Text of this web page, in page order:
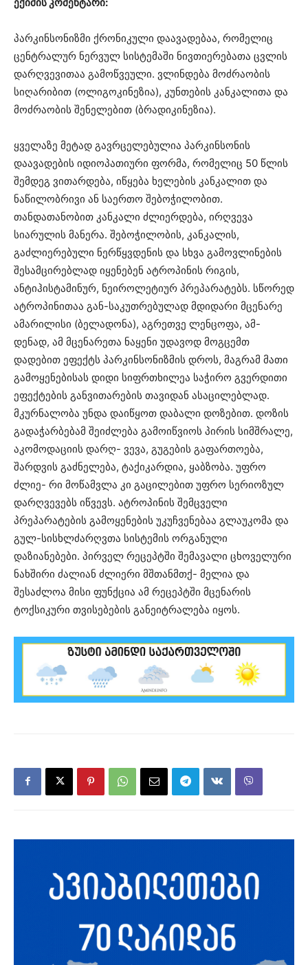
პარკინსონიზმი ქრონიკული დაავადებაა, რომელიც
ცენტრალურ ნერვულ სისტემაში ნივთიერებათა ცვლის
დარღვევითაა გამოწვეული. ვლინდება მოძრაობის
სიღარიბით (ოლიგოკინეზია), კუნთების კანკალითა და
მოძრაობის შენელებით (ბრადიკინეზია).
ყველაზე მეტად გავრცელებულია პარკინსონის
დაავადების იდიოპათიური ფორმა, რომელიც 50 წლის
შემდეგ ვითარდება, იწყება ხელების კანკალით და
ნაწილობრივი ან საერთო შებოჭილობით.
თანდათანობით კანკალი ძლიერდება, ირღვევა
სიარულის მანერა. შებოჭილობის, კანკალის,
გაძლიერებული ნერწყვდენის და სხვა გამოვლინების
შესამცირებლად იყენებენ ატროპინის რიგის,
ანტიჰისტამინურ, ნეიროლეტიურ პრეპარატებს. სწორედ
ატროპინითაა გან-საკუთრებულად მდიდარი მცენარე
ამარილისი (ბელადონა), აგრეთვე ლენცოფა, ამ-
დენად, ამ მცენარეთა ნაყენი უდავოდ მოგცემთ
დადებით ეფექტს პარკინსონიზმის დროს, მაგრამ მათი
გამოყენებისას დიდი სიფრთხილეა საჭირო გვერდითი
ეფექტების განვითარების თავიდან ასაცილებლად.
მკურნალობა უნდა დაიწყოთ დაბალი დოზებით. დოზის
გადაჭარბებამ შეიძლება გამოიწვიოს პირის სიმშრალე,
აკომოდაციის დარღ- ვევა, გუგების გაფართოება,
შარდვის გაძნელება, ტაქიკარდია, ყაბზობა. უფრო
ძლიე- რი მოწამვლა კი გაცილებით უფრო სერიოზულ
დარღვევებს იწვევს. ატროპინის შემცველი
პრეპარატების გამოყენების უკუჩვენებაა გლაუკომა და
გულ-სისხლძარღვთა სისტემის ორგანული
დაზიანებები. პირველ რეცეპტში შემავალი ცხოველური
ნახშირი ძალიან ძლიერი მშთანმთქ- მელია და
შესაძლოა მისი ფუნქცია ამ რეცეპტში მცენარის
ტოქსიკური თვისებების განეიტრალება იყოს.